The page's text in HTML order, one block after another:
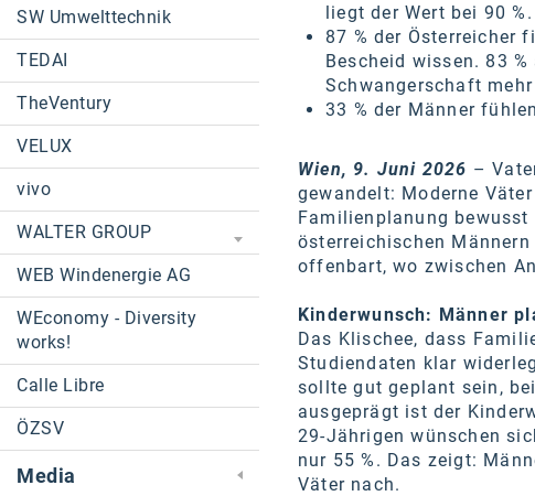
SW Umwelttechnik
TEDAI
TheVentury
VELUX
vivo
WALTER GROUP
WEB Windenergie AG
WEconomy - Diversity
works!
Calle Libre
ÖZSV
Media
liegt der Wert bei 90 %.
87 % der Österreicher
Bescheid wissen. 83
Schwangerschaft
33 % der Männer
Wien, 9. Juni 2026 –
gewandelt: Moderne
Familienplanung
österreichischen
offenbart, wo zwischen
Kinderwunsch: Männer
Das Klischee, dass
Studiendaten klar
sollte gut geplant sein,
ausgeprägt ist der
29-Jährigen wünschen
nur 55 %. Das zeigt:
Väter nach.